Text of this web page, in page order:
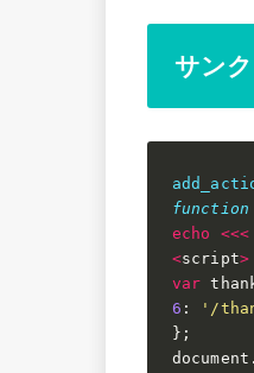
サン
function
echo
<<<
<script>
var
6 : '/
} ;
document .